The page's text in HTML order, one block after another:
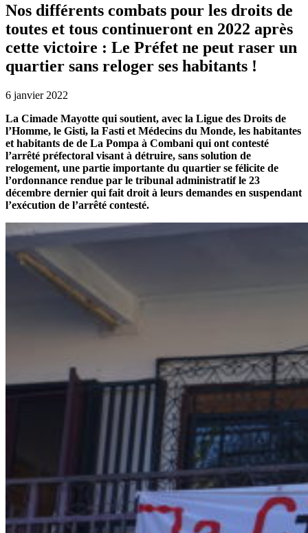
Nos différents combats pour les droits de
toutes et tous continueront en 2022 après
cette victoire : Le Préfet ne peut raser un
quartier sans reloger ses habitants !
6 janvier 2022
La Cimade Mayotte qui soutient, avec la Ligue des Droits de
l’Homme, le Gisti, la Fasti et Médecins du Monde, les habitantes
et habitants de de La Pompa à Combani qui ont contesté
l’arrêté préfectoral visant à détruire, sans solution de
relogement, une partie importante du quartier se félicite de
l’ordonnance rendue par le tribunal administratif le 23
décembre dernier qui fait droit à leurs demandes en suspendant
l’exécution de l’arrêté contesté.